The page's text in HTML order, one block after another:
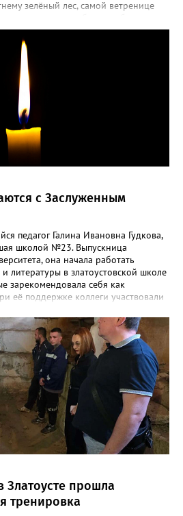
зелёный лес, самой ветренице
с Заслуженным
педагог Галина Ивановна Гудкова,
школой №23. Выпускница
она начала работать
литературы в златоустовской школе
зарекомендовала себя как
её поддержке коллеги участвовали
в школе сформировался
объединённый общими
делу. Для многих Галина
не только талантливым
Учителем с большой буквы», -
школы №23 во ВКонтакте. Свои
Ивановны выразил глава
«Её вклад зафиксирован в
но главное - он остался в
она поддержала, в тех
Заслуженный учитель РФ,
обладатель медали «За
Ивановна оставила не только
работающий, живой механизм
жить её принципами», - говорится
прошла
тренировка